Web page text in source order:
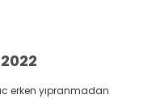
erken yıpranmadan